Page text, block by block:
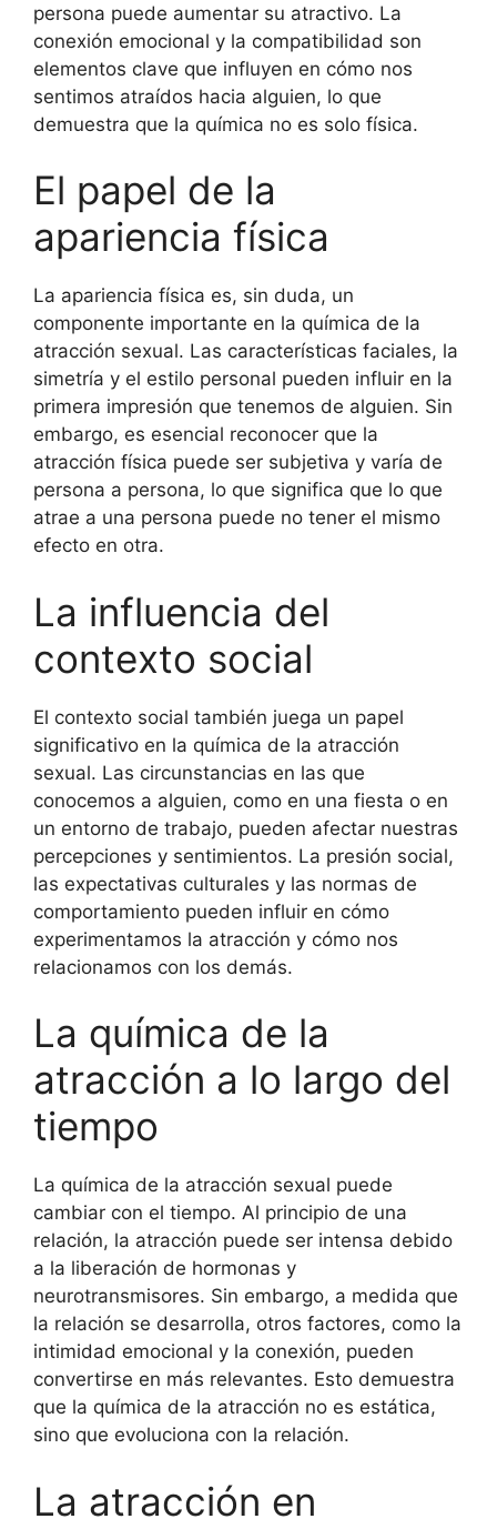
persona puede aumentar su atractivo. La
conexión emocional y la compatibilidad son
elementos clave que influyen en cómo nos
sentimos atraídos hacia alguien, lo que
demuestra que la química no es solo física.
El papel de la
apariencia física
La apariencia física es, sin duda, un
componente importante en la química de la
atracción sexual. Las características faciales, la
simetría y el estilo personal pueden influir en la
primera impresión que tenemos de alguien. Sin
embargo, es esencial reconocer que la
atracción física puede ser subjetiva y varía de
persona a persona, lo que significa que lo que
atrae a una persona puede no tener el mismo
efecto en otra.
La influencia del
contexto social
El contexto social también juega un papel
significativo en la química de la atracción
sexual. Las circunstancias en las que
conocemos a alguien, como en una fiesta o en
un entorno de trabajo, pueden afectar nuestras
percepciones y sentimientos. La presión social,
las expectativas culturales y las normas de
comportamiento pueden influir en cómo
experimentamos la atracción y cómo nos
relacionamos con los demás.
La química de la
atracción a lo largo del
tiempo
La química de la atracción sexual puede
cambiar con el tiempo. Al principio de una
relación, la atracción puede ser intensa debido
a la liberación de hormonas y
neurotransmisores. Sin embargo, a medida que
la relación se desarrolla, otros factores, como la
intimidad emocional y la conexión, pueden
convertirse en más relevantes. Esto demuestra
que la química de la atracción no es estática,
sino que evoluciona con la relación.
La atracción en